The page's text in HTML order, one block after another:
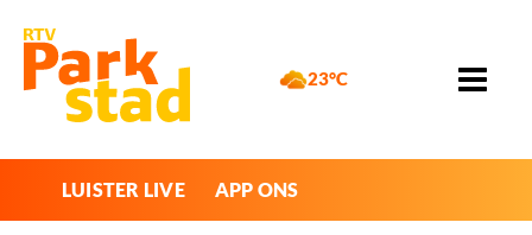
23°C
LUISTER LIVE APP ONS